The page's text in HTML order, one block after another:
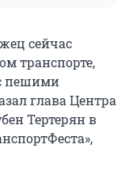
сейчас
транспорте,
пешими
глава Центра
Тертерян в